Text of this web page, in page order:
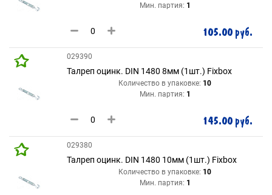
Мин. партия: 1
105.00 руб.
029390
Талреп оцинк. DIN 1480 8мм (1шт.) Fixbox
Количество в упаковке: 10
Мин. партия: 1
145.00 руб.
029380
Талреп оцинк. DIN 1480 10мм (1шт.) Fixbox
Количество в упаковке: 10
Мин. партия: 1